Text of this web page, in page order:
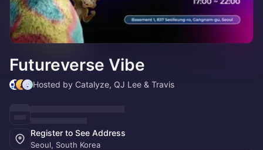
Futureverse Vibe
Hosted by Catalyze, QJ Lee & Travis
Register to See Address
Seoul, South Korea